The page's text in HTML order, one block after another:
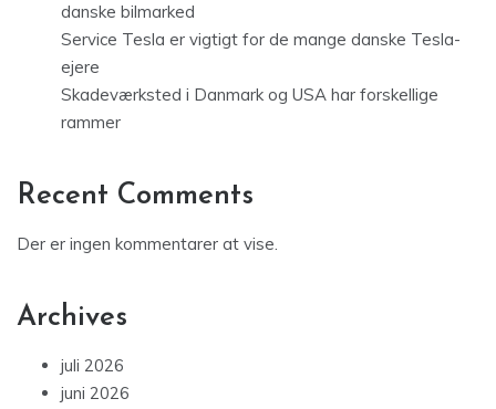
danske bilmarked
Service Tesla er vigtigt for de mange danske Tesla-
ejere
Skadeværksted i Danmark og USA har forskellige
rammer
Recent Comments
Der er ingen kommentarer at vise.
Archives
juli 2026
juni 2026